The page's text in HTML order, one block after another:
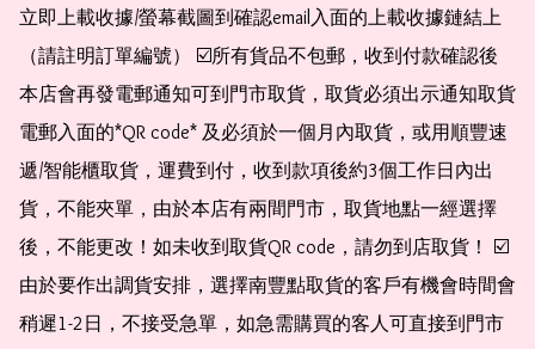
立即上載收據/螢幕截圖到確認email入面的上載收據鏈結上
（請註明訂單編號） ☑️所有貨品不包郵，收到付款確認後
本店會再發電郵通知可到門市取貨，取貨必須出示通知取貨
電郵入面的*QR code* 及必須於一個月內取貨，或用順豐速
遞/智能櫃取貨，運費到付，收到款項後約3個工作日內出
貨，不能夾單，由於本店有兩間門市，取貨地點一經選擇
後，不能更改！如未收到取貨QR code，請勿到店取貨！ ☑️
由於要作出調貨安排，選擇南豐點取貨的客戶有機會時間會
稍遲1-2日，不接受急單，如急需購買的客人可直接到門市